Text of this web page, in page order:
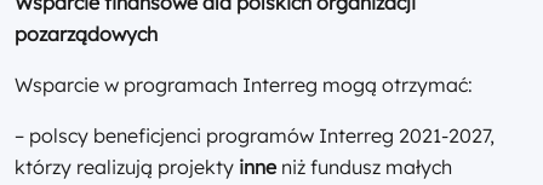
pozarządowych
Wsparcie w programach Interreg mogą otrzymać:
– polscy beneficjenci programów Interreg 2021-2027,
którzy realizują projekty inne niż fundusz małych